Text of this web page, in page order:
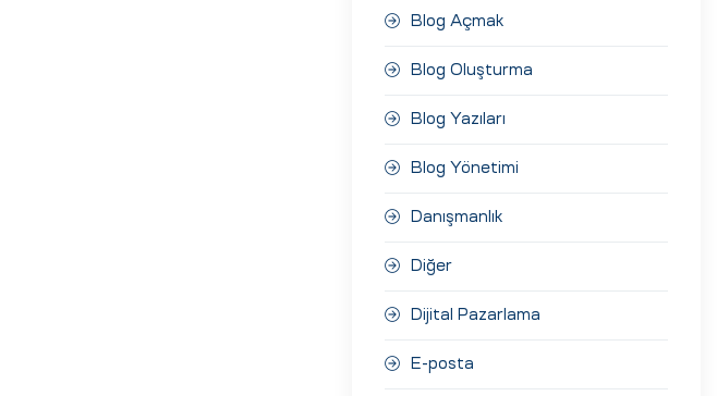
Blog Açmak
Blog Oluşturma
Blog Yazıları
Blog Yönetimi
Danışmanlık
Diğer
Dijital Pazarlama
E-posta